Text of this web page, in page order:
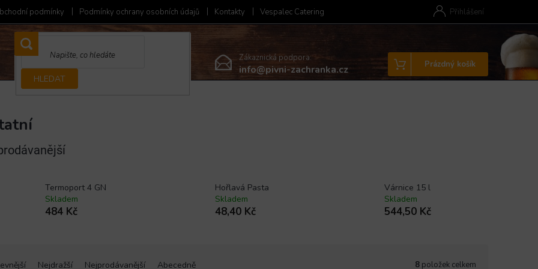
podmínky Podmínky ochrany osobních údajů Kontakty Vespalec Catering Přihlášení
HLEDAT
Zákaznická podpora:
info@pivni-zachranka.cz
Nákupní
košík
Prázdný košík
Termoport 4 GN
Skladem
484 Kč
Hořlavá Pasta
Skladem
48,40 Kč
Várnice 15 l
Skladem
544,50 Kč
Nejdražší Nejprodávanější Abecedně 8 položek celkem